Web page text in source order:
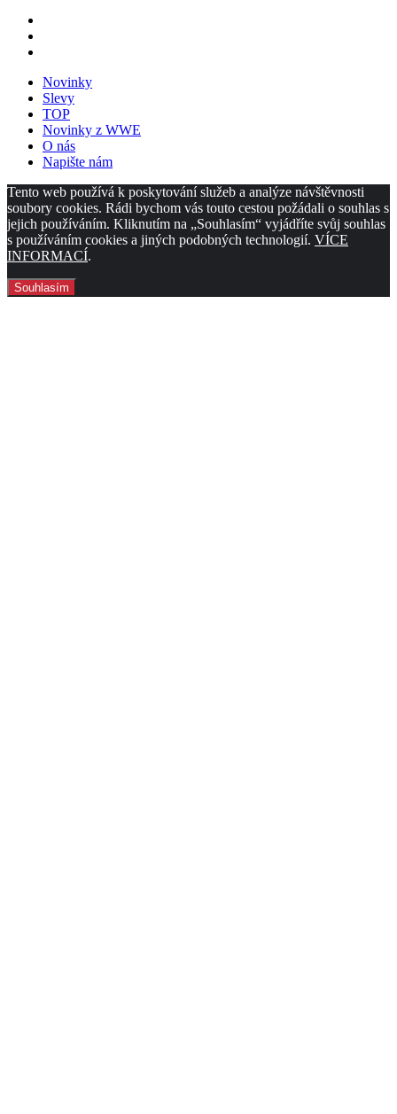
Novinky
Slevy
TOP
Novinky z WWE
O nás
Napište nám
Tento web používá k poskytování služeb a analýze návštěvnosti
soubory cookies. Rádi bychom vás touto cestou požádali o souhlas s
jejich používáním. Kliknutím na „Souhlasím“ vyjádříte svůj souhlas
s používáním cookies a jiných podobných technologií. VÍCE
INFORMACÍ.
Souhlasím